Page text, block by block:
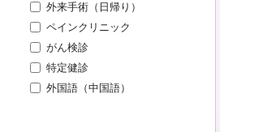
外来手術（日帰り）
ペインクリニック
がん検診
特定健診
外国語（中国語）